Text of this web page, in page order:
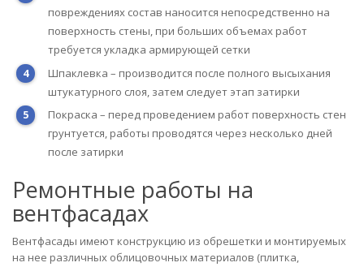
повреждениях состав наносится непосредственно на
поверхность стены, при больших объемах работ
требуется укладка армирующей сетки
Шпаклевка – производится после полного высыхания
штукатурного слоя, затем следует этап затирки
Покраска – перед проведением работ поверхность стен
грунтуется, работы проводятся через несколько дней
после затирки
Ремонтные работы на
вентфасадах
Вентфасады имеют конструкцию из обрешетки и монтируемых
на нее различных облицовочных материалов (плитка,